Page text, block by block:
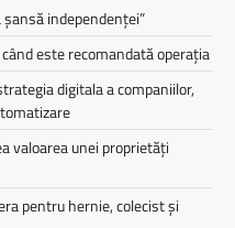
șansă independenței”
este recomandată operația
digitala a companiilor,
valoarea unei proprietăți
pentru hernie, colecist și